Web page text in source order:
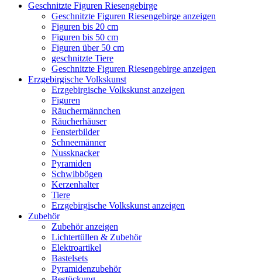
Geschnitzte Figuren Riesengebirge
Geschnitzte Figuren Riesengebirge anzeigen
Figuren bis 20 cm
Figuren bis 50 cm
Figuren über 50 cm
geschnitzte Tiere
Geschnitzte Figuren Riesengebirge anzeigen
Erzgebirgische Volkskunst
Erzgebirgische Volkskunst anzeigen
Figuren
Räuchermännchen
Räucherhäuser
Fensterbilder
Schneemänner
Nussknacker
Pyramiden
Schwibbögen
Kerzenhalter
Tiere
Erzgebirgische Volkskunst anzeigen
Zubehör
Zubehör anzeigen
Lichtertüllen & Zubehör
Elektroartikel
Bastelsets
Pyramidenzubehör